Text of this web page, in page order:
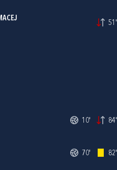
51'
10' 84'
70' 82'